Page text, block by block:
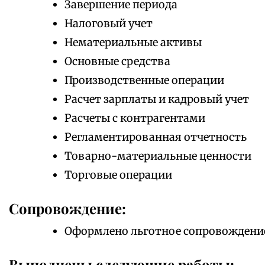
Завершение периода
Налоговый учет
Нематериальные активы
Основные средства
Производственные операции
Расчет зарплаты и кадровый учет
Расчеты с контрагентами
Регламентированная отчетность
Товарно-материальные ценности
Торговые операции
Сопровождение:
Оформлено льготное